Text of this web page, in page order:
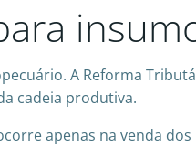
A Reforma
cadeia produtiva.
apenas na venda